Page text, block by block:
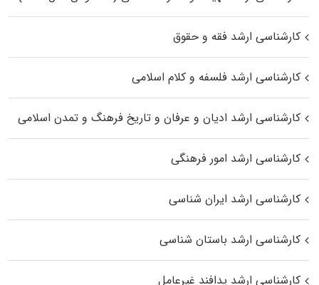
کارشناسی ارشد فقه و حقوق
کارشناسی ارشد فلسفه و کلام اسلامی
کارشناسی ارشد ادیان و عرفان و تاریخ فرهنگ و تمدن اسلامی
کارشناسی ارشد امور فرهنگی
کارشناسی ارشد ایران شناسی
کارشناسی ارشد باستان شناسی
کارشناسی ارشد پدافند غیرعامل